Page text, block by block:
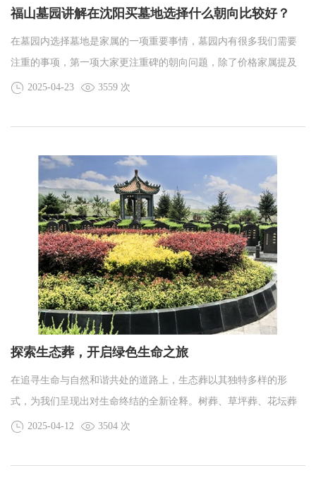
福山墓园讲解在沈阳买墓地选择什么朝向比较好？
在墓园内选择墓地是家属的一项重要事情，墓园内有很多我们需要
注重的事项，第一项大家更注重碑的朝向问题，除了价格家属提及
最多的就是朝哪个方向，方向和沈阳墓园价格息息相关，重点介绍
2025-04-23 3559 次
探索生态葬，开启绿色生命之旅
在追寻生命与自然和谐共处的道路上，生态葬以其独特多样的形
式，为我们呈现出对生命终结的全新诠释。树葬、草坪葬、花坛葬
和壁葬，每一种都蕴含着深刻意义与价值，让我们走进它们的世
2025-04-12 3504 次